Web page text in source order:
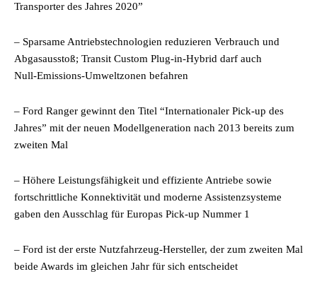
Transporter des Jahres 2020”
– Sparsame Antriebstechnologien reduzieren Verbrauch und
Abgasausstoß; Transit Custom Plug-in-Hybrid darf auch
Null-Emissions-Umweltzonen befahren
– Ford Ranger gewinnt den Titel “Internationaler Pick-up des
Jahres” mit der neuen Modellgeneration nach 2013 bereits zum
zweiten Mal
– Höhere Leistungsfähigkeit und effiziente Antriebe sowie
fortschrittliche Konnektivität und moderne Assistenzsysteme
gaben den Ausschlag für Europas Pick-up Nummer 1
– Ford ist der erste Nutzfahrzeug-Hersteller, der zum zweiten Mal
beide Awards im gleichen Jahr für sich entscheidet